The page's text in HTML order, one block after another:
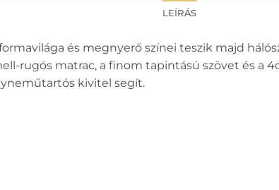
LEÍRÁS
és megnyerő színei teszik majd
rugós matrac, a finom tapintású szövet és a
kivitel segít.